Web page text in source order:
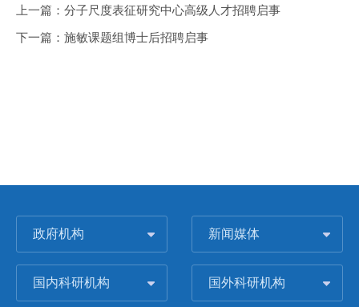
上一篇： 分子尺度表征研究中心高级人才招聘启事
下一篇： 施敏课题组博士后招聘启事
政府机构 新闻媒体
国内科研机构 国外科研机构